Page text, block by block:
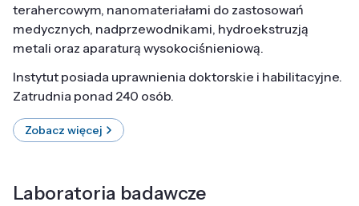
terahercowym, nanomateriałami do zastosowań
medycznych, nadprzewodnikami, hydroekstruzją
metali oraz aparaturą wysokociśnieniową.
Instytut posiada uprawnienia doktorskie i habilitacyjne.
Zatrudnia ponad 240 osób.
Zobacz więcej
Laboratoria badawcze